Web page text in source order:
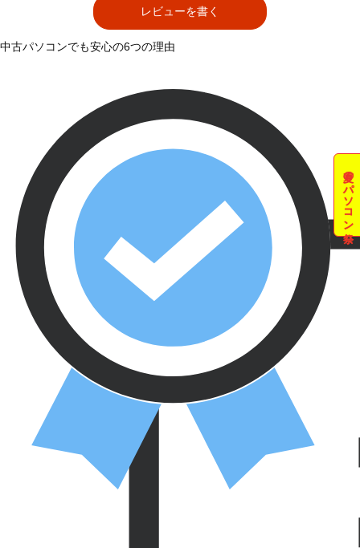
レビューを書く
夏のパソコン祭
中古パソコンでも安心の6つの理由